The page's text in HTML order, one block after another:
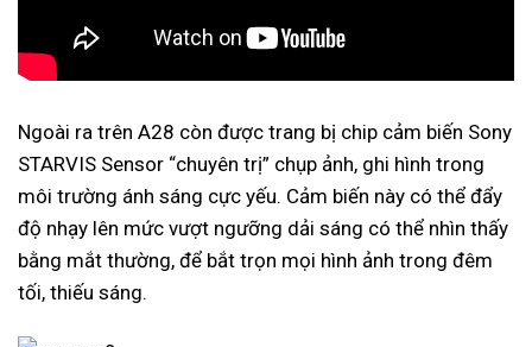
Ngoài ra trên A28 còn được trang bị chip cảm biến Sony
STARVIS Sensor “chuyên trị” chụp ảnh, ghi hình trong
môi trường ánh sáng cực yếu. Cảm biến này có thể đẩy
độ nhạy lên mức vượt ngưỡng dải sáng có thể nhìn thấy
bằng mắt thường, để bắt trọn mọi hình ảnh trong đêm
tối, thiếu sáng.